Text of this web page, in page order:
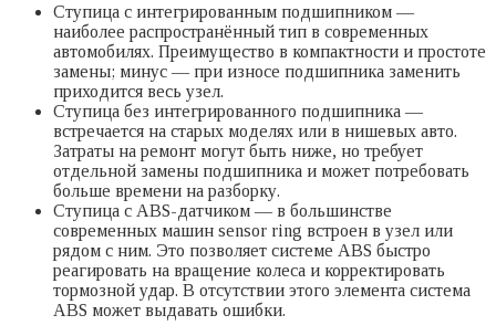
Ступица с интегрированным подшипником —
наиболее распространённый тип в современных
автомобилях. Преимущество в компактности и простоте
замены; минус — при износе подшипника заменить
приходится весь узел.
Ступица без интегрированного подшипника —
встречается на старых моделях или в нишевых авто.
Затраты на ремонт могут быть ниже, но требует
отдельной замены подшипника и может потребовать
больше времени на разборку.
Ступица с ABS-датчиком — в большинстве
современных машин sensor ring встроен в узел или
рядом с ним. Это позволяет системе ABS быстро
реагировать на вращение колеса и корректировать
тормозной удар. В отсутствии этого элемента система
ABS может выдавать ошибки.